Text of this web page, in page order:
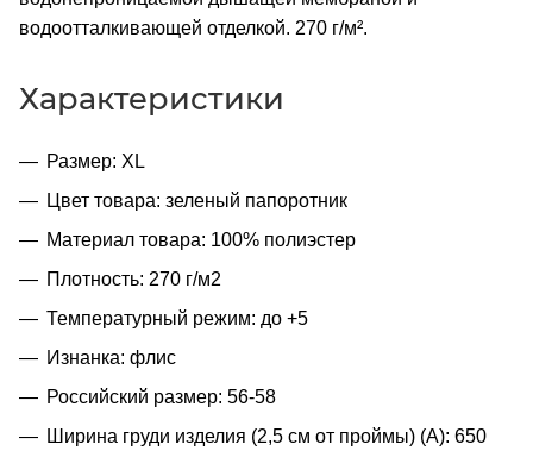
водоотталкивающей отделкой. 270 г/м².
Характеристики
Размер: XL
Цвет товара: зеленый папоротник
Материал товара: 100% полиэстер
Плотность: 270 г/м2
Температурный режим: до +5
Изнанка: флис
Российский размер: 56-58
Ширина груди изделия (2,5 см от проймы) (A): 650